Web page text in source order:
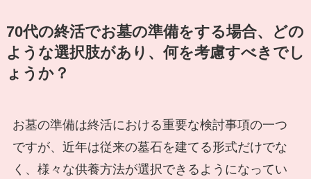
70代の終活でお墓の準備をする場合、どの
ような選択肢があり、何を考慮すべきでし
ょうか？
お墓の準備は終活における重要な検討事項の一つ
ですが、近年は従来の墓石を建てる形式だけでな
く、様々な供養方法が選択できるようになってい